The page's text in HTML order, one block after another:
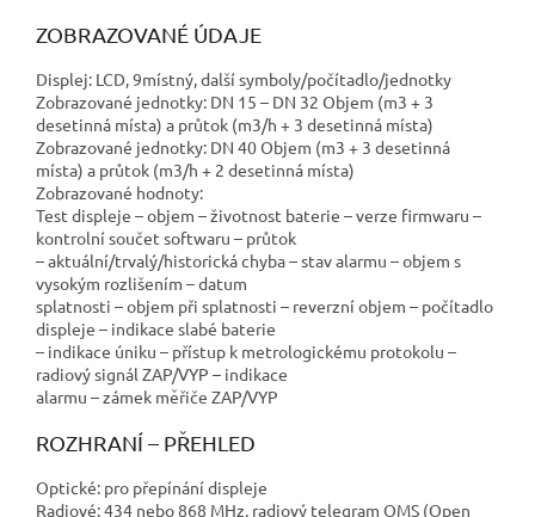
ZOBRAZOVANÉ ÚDAJE
Displej: LCD, 9místný, další symboly/počítadlo/jednotky
Zobrazované jednotky: DN 15 – DN 32 Objem (m3 + 3
desetinná místa) a průtok (m3/h + 3 desetinná místa)
Zobrazované jednotky: DN 40 Objem (m3 + 3 desetinná
místa) a průtok (m3/h + 2 desetinná místa)
Zobrazované hodnoty:
Test displeje – objem – životnost baterie – verze firmwaru –
kontrolní součet softwaru – průtok
– aktuální/trvalý/historická chyba – stav alarmu – objem s
vysokým rozlišením – datum
splatnosti – objem při splatnosti – reverzní objem – počítadlo
displeje – indikace slabé baterie
– indikace úniku – přístup k metrologickému protokolu –
radiový signál ZAP/VYP – indikace
alarmu – zámek měřiče ZAP/VYP
ROZHRANÍ – PŘEHLED
Optické: pro přepínání displeje
Radiové: 434 nebo 868 MHz, radiový telegram OMS (Open